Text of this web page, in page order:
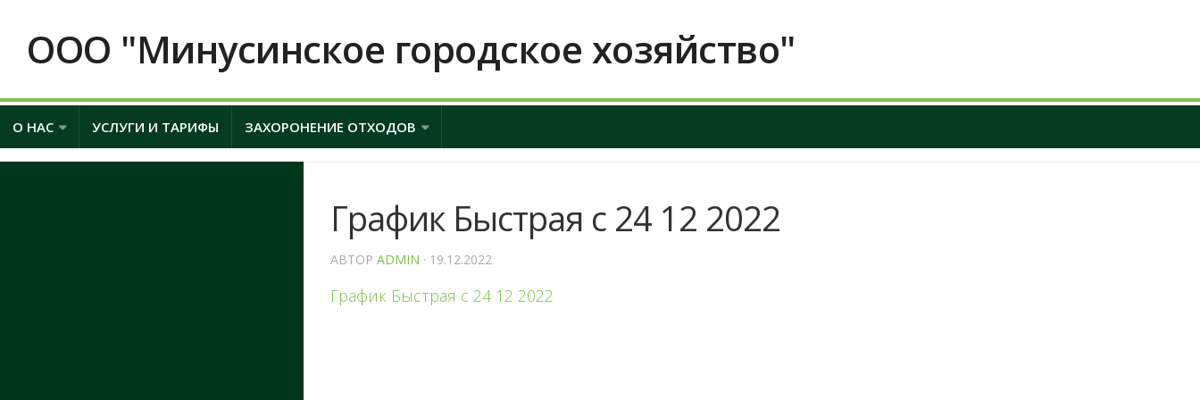
ООО "Минусинское городское хозяйство"
О НАС УСЛУГИ И ТАРИФЫ ЗАХОРОНЕНИЕ ОТХОДОВ
График Быстрая с 24 12 2022
АВТОР ADMIN · 19.12.2022
График Быстрая с 24 12 2022